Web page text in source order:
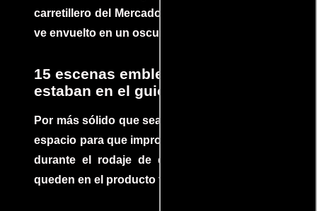
carretillero del Mercado 4 de Asunción que se
ve envuelto en un oscuro mundo de crimen
15 escenas emblemáticas que no
estaban en el guion
Por más sólido que sea un guión siempre hay
espacio para que improvisaciones que se dan
durante el rodaje de determinadas escenas
queden en el producto final.